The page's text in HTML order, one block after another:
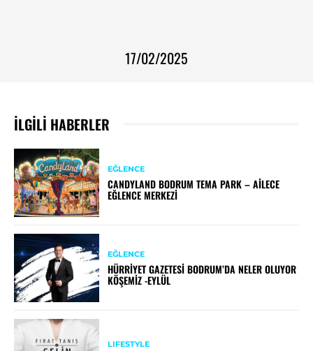
17/02/2025
İLGILI HABERLER
EĞLENCE
CANDYLAND BODRUM TEMA PARK – AILECE
EĞLENCE MERKEZI
EĞLENCE
HÜRRIYET GAZETESI BODRUM’DA NELER OLUYOR
KÖŞEMIZ -EYLÜL
LIFESTYLE